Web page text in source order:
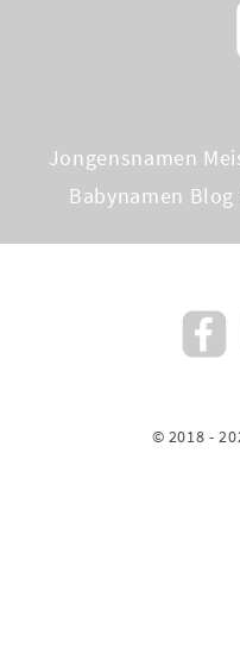
Jongensnamen
Babynamen Blog
© 2018 -